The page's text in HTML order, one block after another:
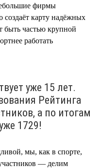
фирмы
создаёт карту надёжных
быть частью крупной
работать
уже 15 лет.
Рейтинга
а по итогам
1729!
мы, как в спорте,
— делим